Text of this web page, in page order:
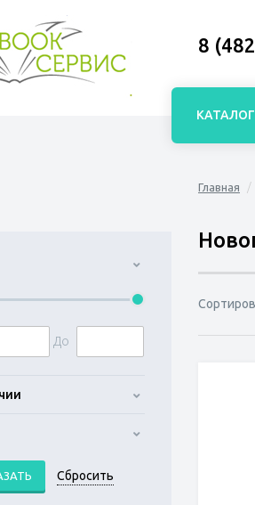
До
Главная
8
КАТАЛОГ